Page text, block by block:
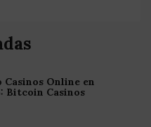
Online en
Bitcoin Casinos